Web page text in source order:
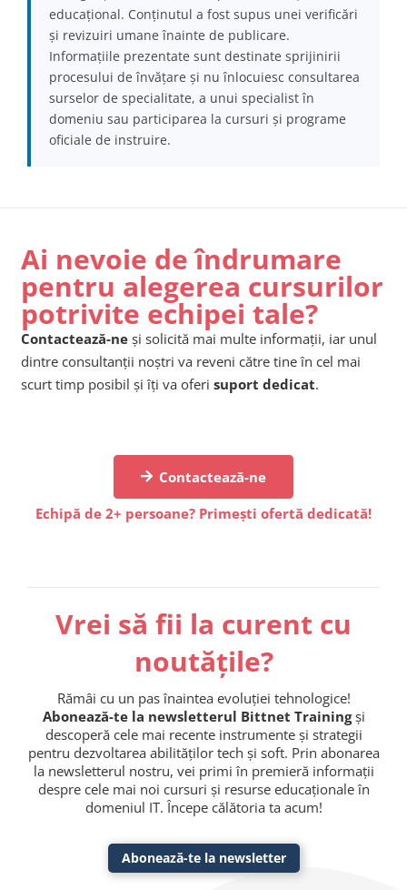
educațional. Conținutul a fost supus unei verificări
și revizuiri umane înainte de publicare.
Informațiile prezentate sunt destinate sprijinirii
procesului de învățare și nu înlocuiesc consultarea
surselor de specialitate, a unui specialist în
domeniu sau participarea la cursuri și programe
oficiale de instruire.
Ai nevoie de îndrumare
pentru alegerea cursurilor
potrivite echipei tale?
Contactează-ne și solicită mai multe informații, iar unul
dintre consultanții noștri va reveni către tine în cel mai
scurt timp posibil și îți va oferi suport dedicat.
Contactează-ne
Echipă de 2+ persoane? Primești ofertă dedicată!
Vrei să fii la curent cu
noutățile?
Rămâi cu un pas înaintea evoluției tehnologice!
Abonează-te la newsletterul Bittnet Trainingși
descoperă cele mai recente instrumente și strategii
pentru dezvoltarea abilităților tech și soft. Prin abonarea
la newsletterul nostru, vei primi în premieră informații
despre cele mai noi cursuri și resurse educaționale în
domeniul IT. Începe călătoria ta acum!
Abonează-te la newsletter